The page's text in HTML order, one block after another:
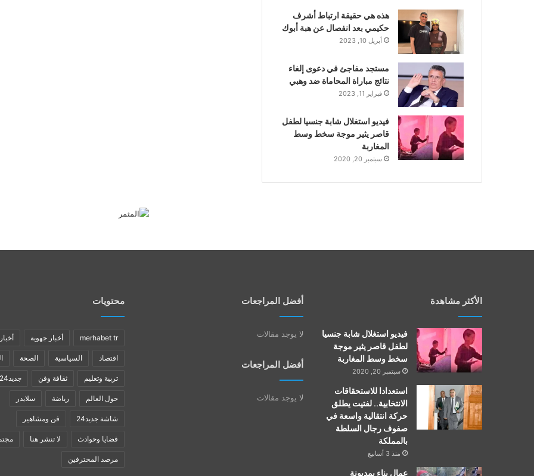
هذه هي حقيقة ارتباط أشرف
حكيمي بعد انفصال عن هبة أبوك
أبريل 10, 2023
مستجد مفاجئ في دعوى إلغاء
نتائج مباراة المحاماة ضد وهبي
فبراير 11, 2023
فيديو استغلال شابة جنسيا لطفل
قاصر يثير موجة سخط وسط
المغاربة
سبتمبر 20, 2020
الأكثر مشاهدة
فيديو استغلال شابة جنسيا
لطفل قاصر يثير موجة
سخط وسط المغاربة
سبتمبر 20, 2020
استعدادا للاستحقاقات
الانتخابية.. لفتيت يطلق
حركة انتقالية واسعة في
صفوف رجال السلطة
بالمملكة
منذ 3 أسابيع
عمال بناء بمديونة
أفضل المراجعات
لا يوجد مقالات
أفضل المراجعات
لا يوجد مقالات
محتويات
merhabet tr أخبار جهوية
اقتصاد السياسية الصحة
تربية وتعليم ثقافة وفن جديد24
حول العالم رياضة سلايدر
شاشة جديد24 فن ومشاهير
قضايا وحوادث لا تنشر هنا
مرصد المحترفين